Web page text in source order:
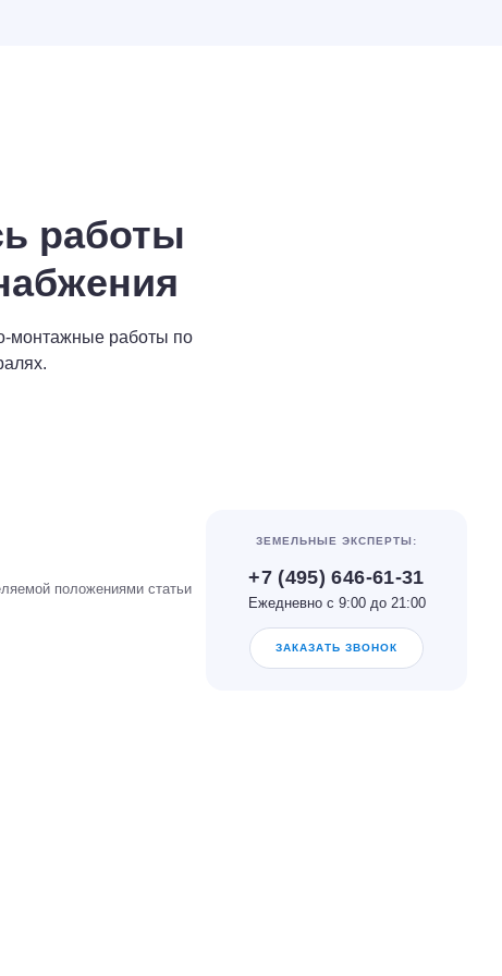
работы
монтажные работы по
положениями статьи
ЗЕМЕЛЬНЫЕ ЭКСПЕРТЫ:
+7 (495) 646-61-31
Ежедневно с 9:00 до 21:00
ЗАКАЗАТЬ ЗВОНОК